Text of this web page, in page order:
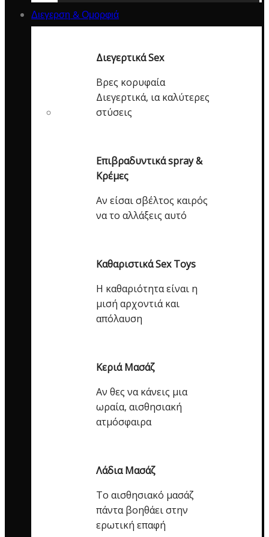
Διεγερση & Ομορφιά
Διεγερτικά Sex
Βρες κορυφαία
Διεγερτικά, ια καλύτερες
στύσεις
Επιβραδυντικά spray &
Κρέμες
Αν είσαι σβέλτος καιρός
να το αλλάξεις αυτό
Καθαριστικά Sex Toys
Η καθαριότητα είναι η
μισή αρχοντιά και
απόλαυση
Κεριά Μασάζ
Αν θες να κάνεις μια
ωραία, αισθησιακή
ατμόσφαιρα
Λάδια Μασάζ
Το αισθησιακό μασάζ
πάντα βοηθάει στην
ερωτική επαφή